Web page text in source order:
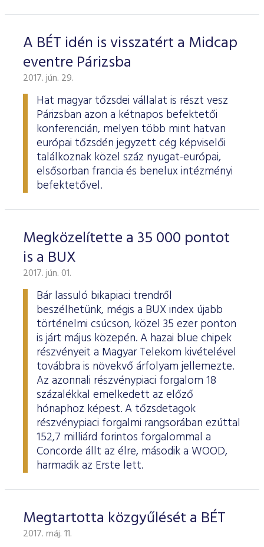
A BÉT idén is visszatért a Midcap
eventre Párizsba
2017. jún. 29.
Hat magyar tőzsdei vállalat is részt vesz
Párizsban azon a kétnapos befektetői
konferencián, melyen több mint hatvan
európai tőzsdén jegyzett cég képviselői
találkoznak közel száz nyugat-európai,
elsősorban francia és benelux intézményi
befektetővel.
Megközelítette a 35 000 pontot
is a BUX
2017. jún. 01.
Bár lassuló bikapiaci trendről
beszélhetünk, mégis a BUX index újabb
történelmi csúcson, közel 35 ezer ponton
is járt május közepén. A hazai blue chipek
részvényeit a Magyar Telekom kivételével
továbbra is növekvő árfolyam jellemezte.
Az azonnali részvénypiaci forgalom 18
százalékkal emelkedett az előző
hónaphoz képest. A tőzsdetagok
részvénypiaci forgalmi rangsorában ezúttal
152,7 milliárd forintos forgalommal a
Concorde állt az élre, második a WOOD,
harmadik az Erste lett.
Megtartotta közgyűlését a BÉT
2017. máj. 11.